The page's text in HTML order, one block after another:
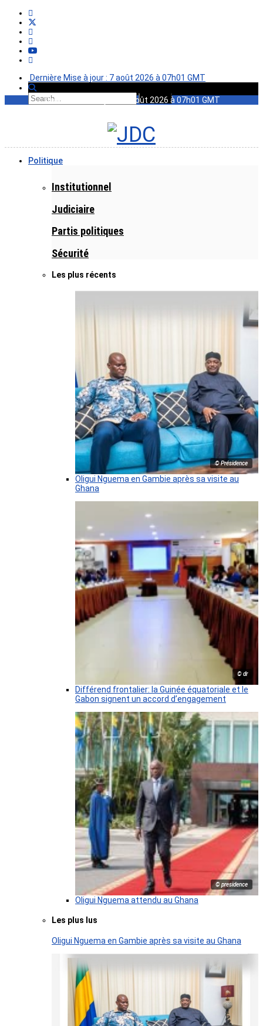
Dernière Mise à jour : 7 août 2026 à 07h01 GMT
Dernière Mise à jour : 7 août 2026 à 07h01 GMT
Politique
Institutionnel
Judiciaire
Partis politiques
Sécurité
Les plus récents
© Présidence
Oligui Nguema en Gambie après sa visite au
Ghana
© dr
Différend frontalier: la Guinée équatoriale et le
Gabon signent un accord d’engagement
© presidence
Oligui Nguema attendu au Ghana
Les plus lus
Oligui Nguema en Gambie après sa visite au Ghana